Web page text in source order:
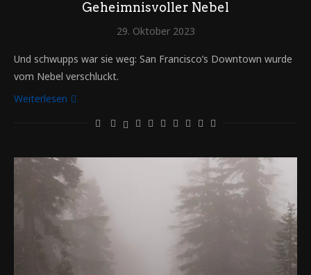
Geheimnisvoller Nebel
29. Oktober 2023
Und schwupps war sie weg: San Francisco’s Downtown wurde
vom Nebel verschluckt.
Weiterlesen